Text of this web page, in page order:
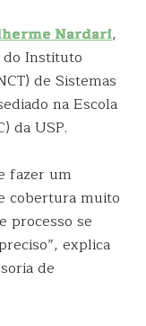
Nardari,
do Instituto
de Sistemas
na Escola
da USP.
fazer um
cobertura muito
processo se
explica
de